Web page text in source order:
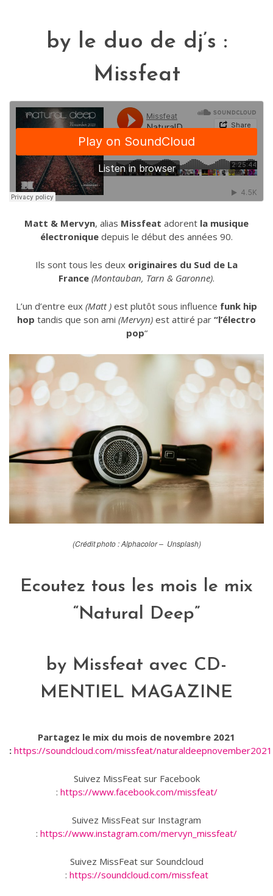
by le duo de dj’s :
Missfeat
Matt & Mervyn, alias Missfeat adorent la musique
électronique depuis le début des années 90.
Ils sont tous les deux originaires du Sud de La
France (Montauban, Tarn & Garonne).
L’un d’entre eux (Matt ) est plutôt sous influence funk hip
hop tandis que son ami (Mervyn) est attiré par “l’électro
pop“
(Crédit photo : Alphacolor – Unsplash)
Ecoutez tous les mois le mix
“Natural Deep”
by Missfeat avec CD-
MENTIEL MAGAZINE
Partagez le mix du mois de novembre 2021
: https://soundcloud.com/missfeat/naturaldeepnovember2021
Suivez MissFeat sur Facebook
: https://www.facebook.com/missfeat/
Suivez MissFeat sur Instagram
: https://www.instagram.com/mervyn_missfeat/
Suivez MissFeat sur Soundcloud
: https://soundcloud.com/missfeat